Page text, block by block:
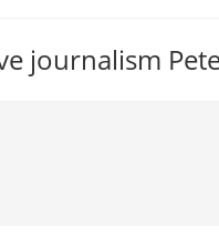
journalism